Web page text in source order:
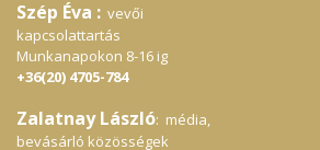
Szép Éva : vevői
kapcsolattartás
Munkanapokon 8-16 ig
+36(20) 4705-784
Zalatnay László: média,
bevásárló közösségek